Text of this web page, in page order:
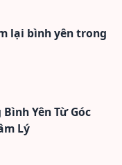
lại bình yên trong
Yên Từ Góc
Lý